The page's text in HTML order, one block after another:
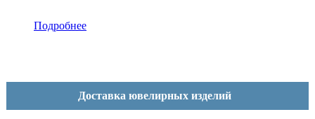
Подробнее
Доставка ювелирных изделий